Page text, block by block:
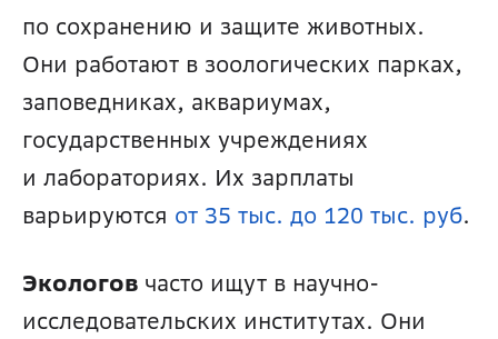
по сохранению и защите животных.
Они работают в зоологических парках,
заповедниках, аквариумах,
государственных учреждениях
и лабораториях. Их зарплаты
варьируются от 35 тыс. до 120 тыс. руб.
Экологов часто ищут в научно-
исследовательских институтах. Они